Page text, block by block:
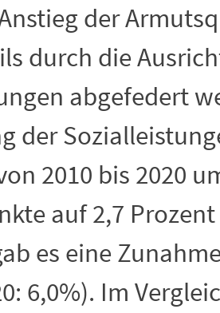
der
durch die
abgefedert
der
2010 bis 2020
auf 2,7
es eine
6,0%). Im